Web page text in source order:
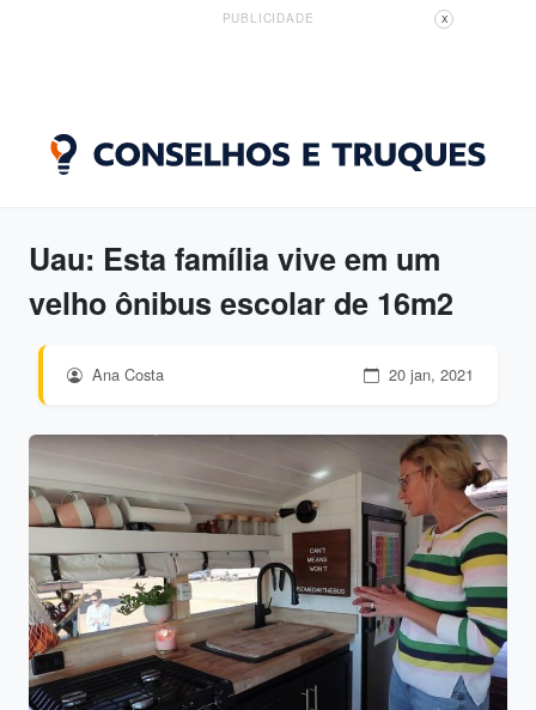
PUBLICIDADE X
Uau: Esta família vive em um
velho ônibus escolar de 16m2
Ana Costa 20 jan, 2021